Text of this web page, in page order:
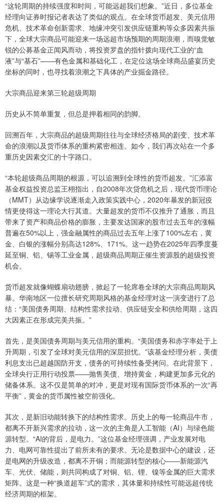
“这轮周期的持续强度和时间，可能远超我们想象。”近日，多位基金
经理向证券时报记者表达了类似的观点。在全球货币超发、美元信用
危机、技术革命创新需求、地缘冲突引发供应链重构等众多因素共振
下，全球大宗商品可能迎来一场远超市场预期的周期浪潮，而嗅觉敏
锐的公募基金正闻风而动，将投资罗盘的指针拨向现代工业的“血
液”与“基石”——有色金属和基础化工，在定位这场全球商品盛宴历史
坐标的同时，也寻找着浪潮之下具体的产业掘金路径。
大宗商品迎来第三轮超级周期
历史从不简单重复，但总是押着相同的韵脚。
回溯百年，大宗商品的超级周期往往与全球经济格局的剧变、技术革
命的浪潮以及货币体系的重构紧密相连。如今，我们再次站在一个多
重历史因素交汇的十字路口。
“本轮超级商品周期的根源，可以追溯到全球性的货币超发。”汇添富
基金权益投资总监王栩指出，自2008年次贷危机之后，现代货币理论
（MMT）从边缘学说逐渐走入政策实践中心，2020年暴发的新冠疫
情更使得这一理论大行其道。大量超发的货币不仅推升了通胀，而且
带来了资产和商品价格的膨胀，主要发达国家的股市过去五年的涨幅
普遍在50%以上，强金融属性的商品过去五年上涨了100%左右，黄
金、白银的涨幅分别高达128%、171%。这一趋势在2025年四季度蔓
延至铜、铝、锡等工业金属，超级商品周期正催生资源股的超级投资
机会。
货币超发就像蝴蝶扇动翅膀，掀起了一轮席卷全球的大宗商品周期风
暴。华南地区一位擅长研究周期风格的基金经理对这一演变进行了总
结：“美国债务周期、结构性需求拉动、供应链安全和供给周期，这四
大因素正在形成完美共振。”
首先，是美国债务周期与美元信用的重构。“美国债务和赤字率处于上
升周期，引发了全球对美元信用的深层担忧。”该基金经理分析，美债
利息支出已超越国防开支，债务的可持续性备受拷问。在此背景下，
全球央行正用行动投票——抛售美债、增持黄金，构建更加多元化的
储备体系。这不仅是简单的对冲，更是对现有国际货币体系的一次“再
平衡”，黄金的货币属性被空前强化。
其次，是新旧动能转换下的结构性需求。历史上的每一轮商品牛市，
都离不开新兴需求的拉动，这一次的主角是人工智能（AI）与绿色能
源转型。“AI的背后，是电力。”这位基金经理强调，产业发展对电
力、电网可靠性提出了前所未有的要求。无论是数据中心的建设，还
是电网的升级改造，都离不开铜；而能源转型的核心——新能源汽
车、光伏、储能，则共同构成了对铜、铝、锂、镍等金属的巨大需求
矩阵。这是一种“换道超车”式的需求，其体量和持续性可能远超传统
经济周期的框架。